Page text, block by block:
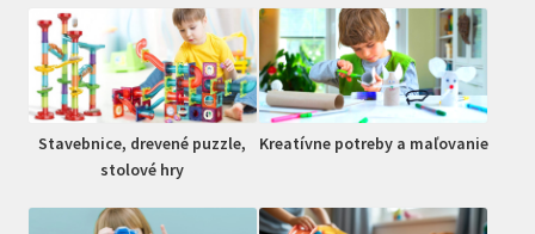
Stavebnice, drevené puzzle,
stolové hry
Kreatívne potreby a maľovanie